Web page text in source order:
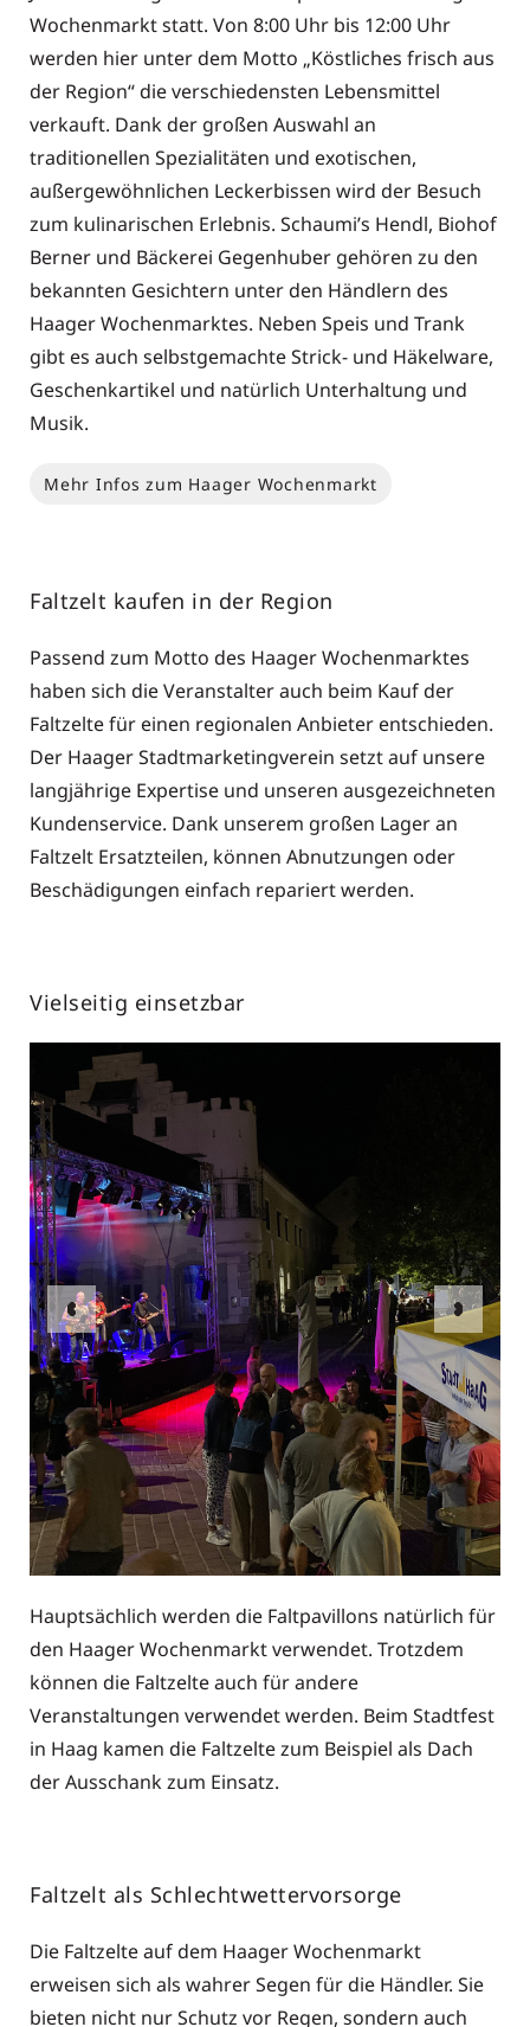
Wochenmarkt statt. Von 8:00 Uhr bis 12:00 Uhr
werden hier unter dem Motto „Köstliches frisch aus
der Region“ die verschiedensten Lebensmittel
verkauft. Dank der großen Auswahl an
traditionellen Spezialitäten und exotischen,
außergewöhnlichen Leckerbissen wird der Besuch
zum kulinarischen Erlebnis. Schaumi’s Hendl, Biohof
Berner und Bäckerei Gegenhuber gehören zu den
bekannten Gesichtern unter den Händlern des
Haager Wochenmarktes. Neben Speis und Trank
gibt es auch selbstgemachte Strick- und Häkelware,
Geschenkartikel und natürlich Unterhaltung und
Musik.
Mehr Infos zum Haager Wochenmarkt
Faltzelt kaufen in der Region
Passend zum Motto des Haager Wochenmarktes
haben sich die Veranstalter auch beim Kauf der
Faltzelte für einen regionalen Anbieter entschieden.
Der Haager Stadtmarketingverein setzt auf unsere
langjährige Expertise und unseren ausgezeichneten
Kundenservice. Dank unserem großen Lager an
Faltzelt Ersatzteilen, können Abnutzungen oder
Beschädigungen einfach repariert werden.
Vielseitig einsetzbar
Hauptsächlich werden die Faltpavillons natürlich für
den Haager Wochenmarkt verwendet. Trotzdem
können die Faltzelte auch für andere
Veranstaltungen verwendet werden. Beim Stadtfest
in Haag kamen die Faltzelte zum Beispiel als Dach
der Ausschank zum Einsatz.
Faltzelt als Schlechtwettervorsorge
Die Faltzelte auf dem Haager Wochenmarkt
erweisen sich als wahrer Segen für die Händler. Sie
bieten nicht nur Schutz vor Regen, sondern auch